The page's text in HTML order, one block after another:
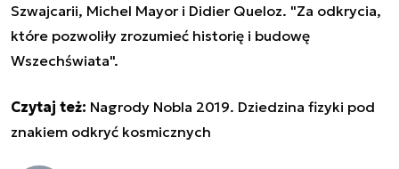
Szwajcarii, Michel Mayor i Didier Queloz. "Za odkrycia,
które pozwoliły zrozumieć historię i budowę
Wszechświata".
Czytaj też: Nagrody Nobla 2019. Dziedzina fizyki pod
znakiem odkryć kosmicznych